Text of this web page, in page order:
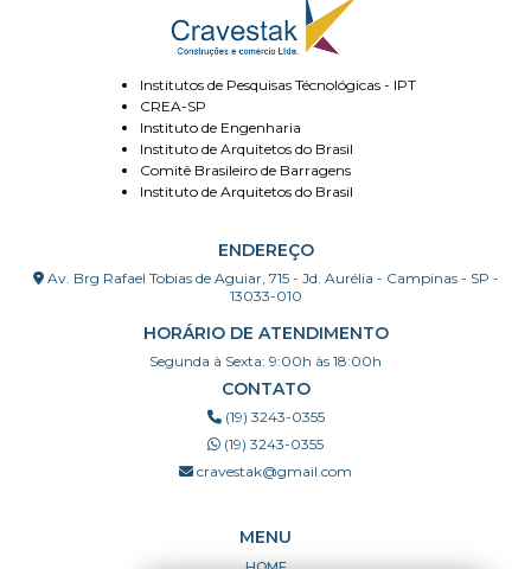
Institutos de Pesquisas Técnológicas - IPT
CREA-SP
Instituto de Engenharia
Instituto de Arquitetos do Brasil
Comitê Brasileiro de Barragens
Instituto de Arquitetos do Brasil
ENDEREÇO
Av. Brg Rafael Tobias de Aguiar, 715 - Jd. Aurélia - Campinas - SP -
13033-010
HORÁRIO DE ATENDIMENTO
Segunda à Sexta: 9:00h às 18:00h
CONTATO
(19) 3243-0355
(19) 3243-0355
cravestak@gmail.com
MENU